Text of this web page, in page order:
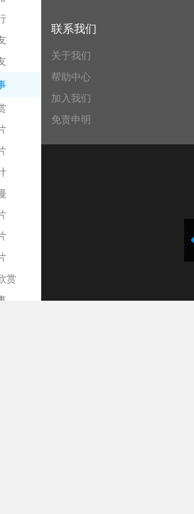
赏
联系我们
关于我们
帮助中心
加入我们
免责申明